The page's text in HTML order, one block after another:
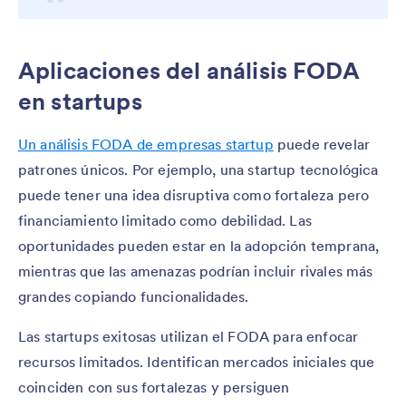
Aplicaciones del análisis FODA
en startups
Un análisis FODA de empresas startup puede revelar
patrones únicos. Por ejemplo, una startup tecnológica
puede tener una idea disruptiva como fortaleza pero
financiamiento limitado como debilidad. Las
oportunidades pueden estar en la adopción temprana,
mientras que las amenazas podrían incluir rivales más
grandes copiando funcionalidades.
Las startups exitosas utilizan el FODA para enfocar
recursos limitados. Identifican mercados iniciales que
coinciden con sus fortalezas y persiguen